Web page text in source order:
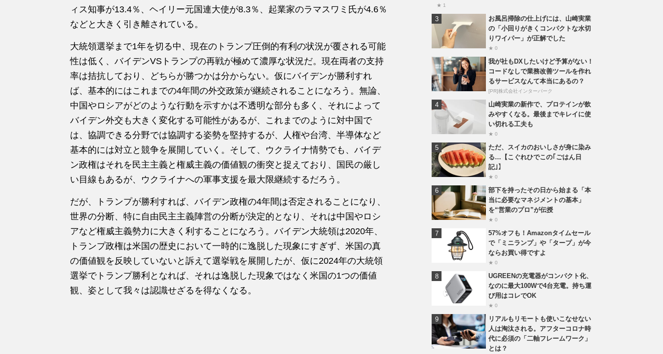
ィス知事が13.4％、ヘイリー元国連大使が8.3％、起業家のラマスワミ氏が4.6％
などと大きく引き離されている。
大統領選挙まで1年を切る中、現在のトランプ圧倒的有利の状況が覆される可能
性は低く、バイデンVSトランプの再戦が極めて濃厚な状況だ。現在両者の支持
率は拮抗しており、どちらが勝つかは分からない。仮にバイデンが勝利すれ
ば、基本的にはこれまでの4年間の外交政策が継続されることになろう。無論、
中国やロシアがどのような行動を示すかは不透明な部分も多く、それによって
バイデン外交も大きく変化する可能性があるが、これまでのように対中国で
は、協調できる分野では協調する姿勢を堅持するが、人権や台湾、半導体など
基本的には対立と競争を展開していく。そして、ウクライナ情勢でも、バイデ
ン政権はそれを民主主義と権威主義の価値観の衝突と捉えており、国民の厳し
い目線もあるが、ウクライナへの軍事支援を最大限継続するだろう。
だが、トランプが勝利すれば、バイデン政権の4年間は否定されることになり、
世界の分断、特に自由民主主義陣営の分断が決定的となり、それは中国やロシ
アなど権威主義勢力に大きく利することになろう。バイデン大統領は2020年、
トランプ政権は米国の歴史において一時的に逸脱した現象にすぎず、米国の真
の価値観を反映していないと訴えて選挙戦を展開したが、仮に2024年の大統領
選挙でトランプ勝利となれば、それは逸脱した現象ではなく米国の1つの価値
観、姿として我々は認識せざるを得なくなる。
★ 1
お風呂掃除の仕上げには、山崎実業
の「小回りがきくコンパクトな水切
りワイパー」が正解でした
★ 0
我が社もDXしたいけど予算がない！
コードなしで業務改善ツールを作れ
るサービスなんて本当にあるの？
[PR]株式会社インターパーク
山崎実業の新作で、プロテインが飲
みやすくなる。最後までキレイに使
い切れる工夫も
★ 0
ただ、スイカのおいしさが身に染み
る…【こぐれひでこの｢ごはん日
記｣】
★ 0
部下を持ったその日から始まる「本
当に必要なマネジメントの基本」
を“営業のプロ”が伝授
★ 0
57%オフも！Amazonタイムセール
で「ミニランプ」や「タープ」が今
ならお買い得ですよ
★ 0
UGREENの充電器がコンパクト化、
なのに最大100Wで4台充電。持ち運
び用はコレでOK
★ 0
リアルもリモートも使いこなせない
人は淘汰される。アフターコロナ時
代に必須の「二軸フレームワーク」
とは？